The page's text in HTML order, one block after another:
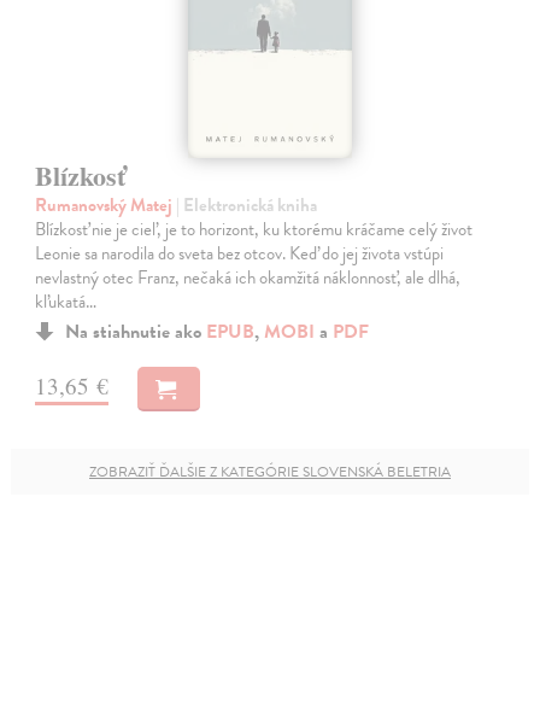
Blízkosť
Rumanovský Matej | Elektronická kniha
Blízkosť nie je cieľ, je to horizont, ku ktorému kráčame celý život
Leonie sa narodila do sveta bez otcov. Keď do jej života vstúpi
nevlastný otec Franz, nečaká ich okamžitá náklonnosť, ale dlhá,
kľukatá…
Na stiahnutie ako EPUB, MOBI a PDF
13,65 €
ZOBRAZIŤ ĎALŠIE Z KATEGÓRIE SLOVENSKÁ BELETRIA